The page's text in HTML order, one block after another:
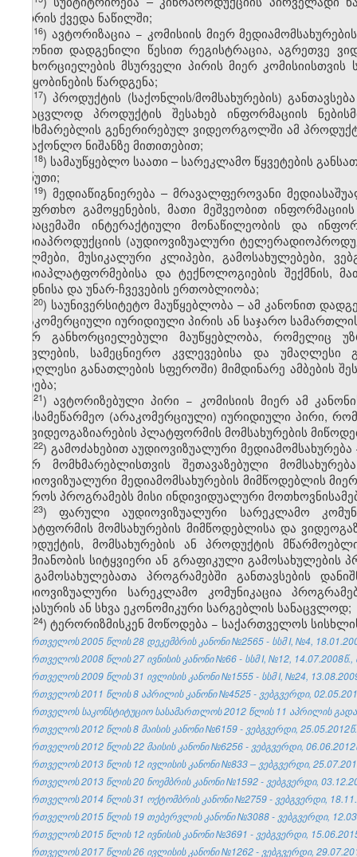
კადრის ქვედა ნაწილში;
​16) ავტორიზაცია − კომისიის მიერ
კანონით დადგენილი წესით რეგისტრაცია, აგრეთვე
განხორციელების მსურველი პირის მიერ
შეტყობინების წარდგენა;
​17) პროდუქტის (საქონლის/მომსახურების)
სანაცვლოდ პროდუქტის შესახებ ინფორმაციის
მომხმარებლის გენერირებულ ვიდეორგოლში ამ
სასაქონლო ნიშანზე მითითებით;
​18) სამაუწყებლო საათი – სარეკლამო წყვეტების
60 წუთი;
​19) მედიაწიგნიერება – მრავალფეროვანი
უსაფრთხო გამოყენების, მათი მეშვეობით
გადაცემაში ინტერაქტიული მონაწილეობის და
მედიაპროდუქციის (აუდიოვიზუალური
ფილმები, მუსიკალური კლიპები, გამოსახულებები,
მედიაპლატფორმებისა და ტექნოლოგიების შექმნის,
ცოდნისა და უნარ-ჩვევების ერთობლიობა;
​20) საუნივერსიტეტო მაუწყებლობა – ამ კანონით
არაკომერციული იურიდიული პირის ან საჯარო
მიერ განხორციელებული მაუწყებლობა, რომელიც
სწავლების, სამეცნიერო კვლევებისა და უმაღლესი
(უმაღლესი განათლების სფეროში) მიმდინარე ამბების
მიღება;
​21) ავტორიზებული პირი − კომისიის მიერ ამ
არასამეწარმეო (არაკომერციული) იურიდიული პირი,
და ვიდეოგაზიარების პლატფორმის მომსახურების
​22) გამოძახებით აუდიოვიზუალური
მიერ მომხმარებლისთვის შეთავაზებული
აუდიოვიზუალური მედიამომსახურების მიმწოდებლის
უყუროს პროგრამებს მისი ინდივიდუალური
​23) ფარული აუდიოვიზუალური სარეკლამო
პლატფორმის მომსახურების მიმწოდებლისა და
პროდუქტის, მომსახურების ან პროდუქტის
საქმიანობის სიტყვიერი ან გრაფიკული
ამ გამოსახულებათა პროგრამებში განთავსების
აუდიოვიზუალური სარეკლამო კომუნიკაცია
საფასურის ან სხვა ეკონომიკური სარგებლის სანაცვლოდ;
​24) ტერორიზმისკენ მოწოდება − საქართველოს
საქართველოს 2005 წლის 28 დეკემბრის კანონი №2565 - სსმ I, №4,
საქართველოს 2008 წლის 27 ივნისის კანონი №66 - სსმ I, №12, 14.07.2008წ.,
საქართველოს 2009 წლის 31 ივლისის კანონი №1555 - სსმ I, №24,
საქართველოს 2011 წლის 8 აპრილის კანონი №4525 - ვებგვერდი,
საქართველოს საკონსტიტუციო სასამართლოს 2012 წლის 11 აპრილის
საქართველოს 2012 წლის 8 მაისის კანონი №6159 - ვებგვერდი, 25.05.2012წ.
საქართველოს 2012 წლის 22 მაისის კანონი №6256 - ვებგვერდი,
საქართველოს 2013 წლის 12 ივლისის კანონი №833 – ვებგვერდი,
საქართველოს 2013 წლის 20 ნოემბრის კანონი №1592 - ვებგვერდი,
საქართველოს 2014 წლის 31 ოქტომბრის კანონი №2759 - ვებგვერდი,
საქართველოს 2015 წლის 19 თებერვლის კანონი №3088 - ვებგვერდი,
საქართველოს 2015 წლის 12 ივნისის კანონი №3691 - ვებგვერდი,
საქართველოს 2017 წლის 26 ივლისის კანონი №1262 - ვებგვერდი,